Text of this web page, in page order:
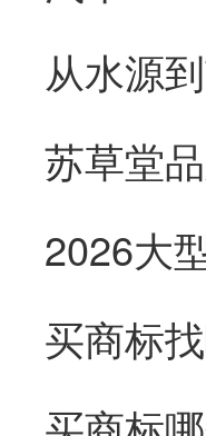
从水源
2026大